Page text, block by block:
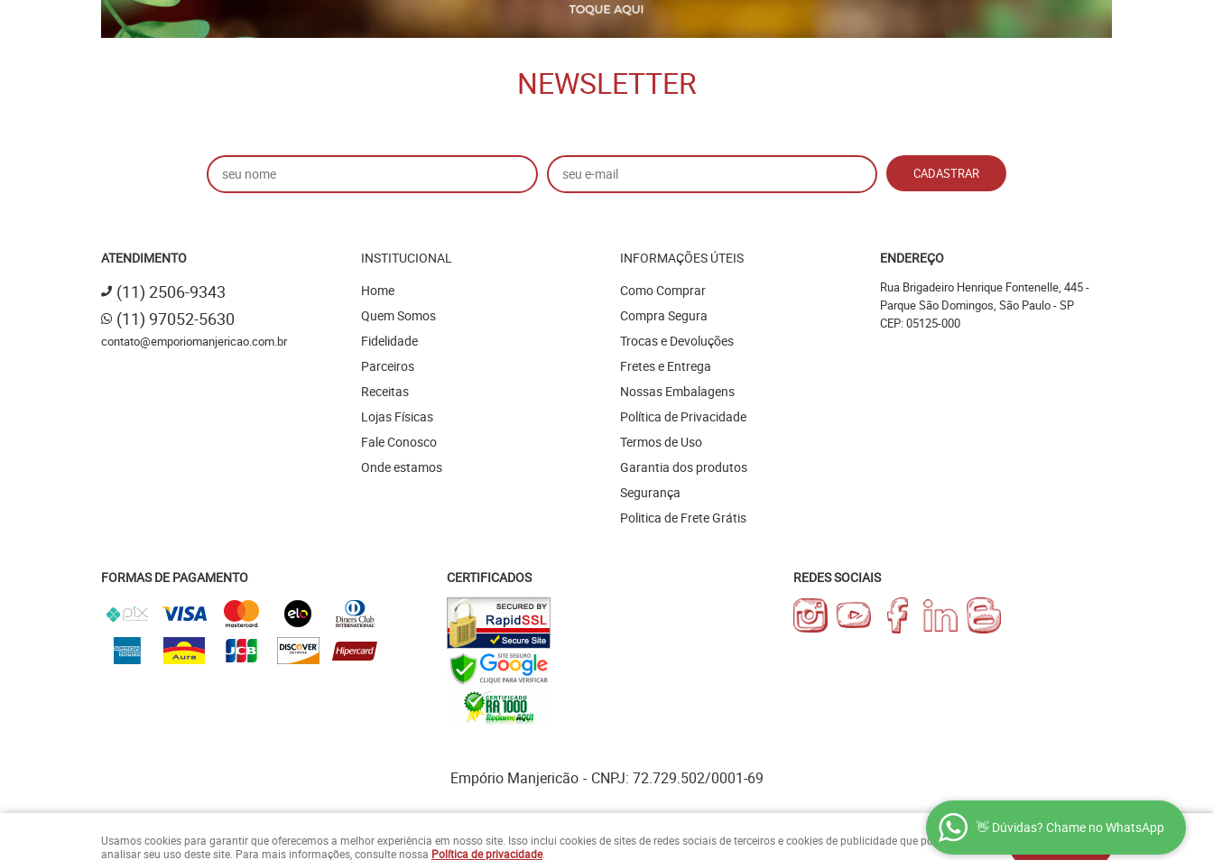
NEWSLETTER
CADASTRAR
ATENDIMENTO
(11) 2506-9343
(11) 97052-5630
contato@emporiomanjericao.com.br
INSTITUCIONAL
Home
Quem Somos
Fidelidade
Parceiros
Receitas
Lojas Físicas
Fale Conosco
Onde estamos
INFORMAÇÕES ÚTEIS
Como Comprar
Compra Segura
Trocas e Devoluções
Fretes e Entrega
Nossas Embalagens
Política de Privacidade
Termos de Uso
Garantia dos produtos
Segurança
Politica de Frete Grátis
ENDEREÇO
Rua Brigadeiro Henrique Fontenelle, 445-
Parque São Domingos, São Paulo-SP
CEP: 05125-000
FORMAS DE PAGAMENTO CERTIFICADOS REDES SOCIAIS
Empório Manjericão CNPJ: 72.729.502/0001-69
LOJA VIRTUAL CRIADA POR
Usamos cookies para garantir que oferecemos a melhor experiência em nosso site. Isso inclui cookies de sites de redes sociais de terceiros e cookies de publicidade que podem
analisar seu uso deste site. Para mais informações, consulte nossa Política de privacidade.
👋 Dúvidas? Chame no WhatsApp